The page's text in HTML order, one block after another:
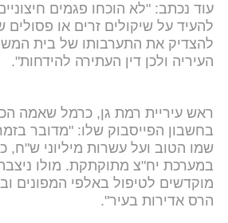
עוד נכתב: "לא הוכחו פגמים
להעיד על שיקולים זרים או פסולים
להצדיק את התערבותו של בית
העיריה ולכן דין העתירה להידחות".
ראש עיריית רמת גן, כרמל שאמה
בחשבון הפייסבוק שלו: "מדובר
שמו הטוב ועל עשרות מיליוני ש"ח,
במערכת יח"צ מתוקתקת. מולו
מוקדשים לטיפול באלפי המפונים
הרס אדירות בעיר".